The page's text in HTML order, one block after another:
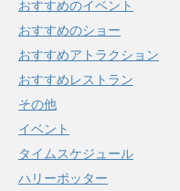
おすすめのイベント
おすすめのショー
おすすめアトラクション
おすすめレストラン
その他
イベント
タイムスケジュール
ハリーポッター